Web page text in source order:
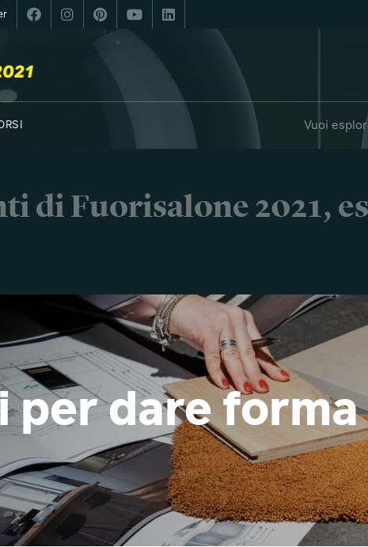
Vuoi
di Fuorisalone 2021,
per dare forma